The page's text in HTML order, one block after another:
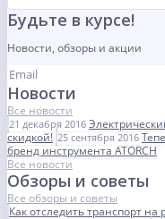
Будьте в курсе!
Новости, обзоры и акции
Новости
Все новости
21 декабря 2016
скидкой! 25 сентября 2016
бренд инструмента ATORCH
Все новости
Обзоры и советы
Все обзоры и советы
Как отследить транспорт на